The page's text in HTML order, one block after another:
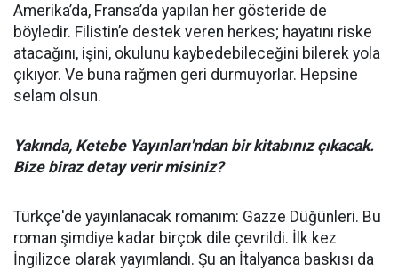
Amerika’da, Fransa’da yapılan her gösteride de
böyledir. Filistin’e destek veren herkes; hayatını riske
atacağını, işini, okulunu kaybedebileceğini bilerek yola
çıkıyor. Ve buna rağmen geri durmuyorlar. Hepsine
selam olsun.
Yakında, Ketebe Yayınları'ndan bir kitabınız çıkacak.
Bize biraz detay verir misiniz?
Türkçe'de yayınlanacak romanım: Gazze Düğünleri. Bu
roman şimdiye kadar birçok dile çevrildi. İlk kez
İngilizce olarak yayımlandı. Şu an İtalyanca baskısı da